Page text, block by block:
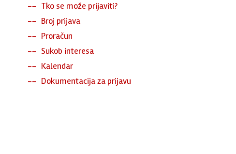
Tko se može prijaviti?
Broj prijava
Proračun
Sukob interesa
Kalendar
Dokumentacija za prijavu